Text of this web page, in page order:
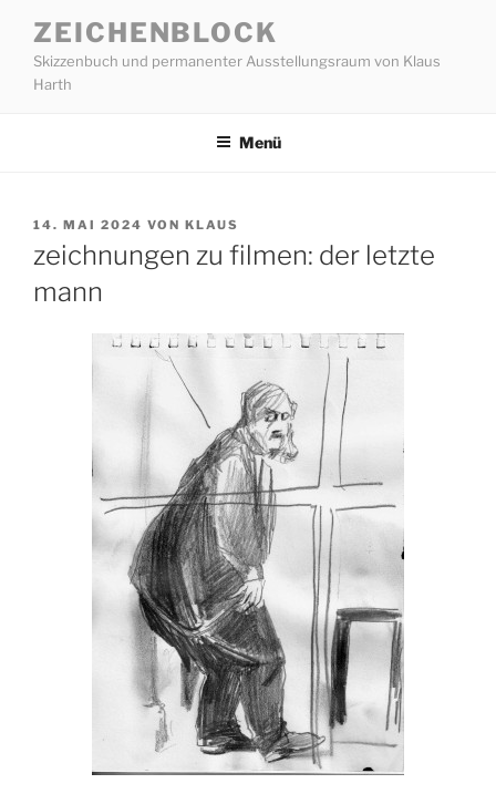
Inhalt
springen
ZEICHENBLOCK
Skizzenbuch und permanenter Ausstellungsraum von Klaus
Harth
Menü
VERÖFFENTLICHT
14. MAI 2024 VON KLAUS
zeichnungen zu filmen: der letzte
mann